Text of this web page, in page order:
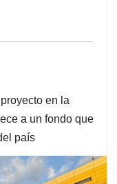
en la
a un fondo que
país